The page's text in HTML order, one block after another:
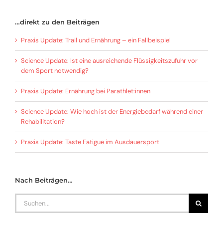
…direkt zu den Beiträgen
Praxis Update: Trail und Ernährung – ein Fallbeispiel
Science Update: Ist eine ausreichende Flüssigkeitszufuhr vor
dem Sport notwendig?
Praxis Update: Ernährung bei Parathlet:innen
Science Update: Wie hoch ist der Energiebedarf während einer
Rehabilitation?
Praxis Update: Taste Fatigue im Ausdauersport
Nach Beiträgen…
Search